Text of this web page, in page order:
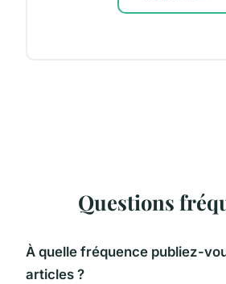
Questions
À quelle fréquence publiez-
articles ?